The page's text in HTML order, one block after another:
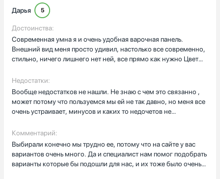
4
6
1
Ширина встраивания, см
Глубина встраивания, см
Дарья 5
Достоинства:
Современная умна я и очень удобная варочная панель.
Внешний вид меня просто удивил, настолько все современно,
стильно, ничего лишнего нет ней, все прямо как нужно Цвет
максимально качественное и приятное. Что даже при уборке
не остается никаких следов даже если ты обычной влажной
тряпкой проходишься. Так же не остается никаких отпечатков
от пальцев. В целом отличная варочная панель. Конфорки
мощные, мощностей кстати более чем хватает. Регулировка
привыкли к этому управлению сразу же, хотя ранее у нас было
совсем по другому. Расстояние между конфорками
приемлемое, потому что если готовить на всех конфорках и
ставить габаритную посуду то вся она убирается и не мешает
Недостатки:
Вообще недостатков не нашли. Не знаю с чем это связанно ,
может потому что пользуемся мы ей не так давно, но меня все
очень устраивает, минусов и каких то недочетов не
Комментарий:
Выбирали конечно мы трудно ее, потому что на сайте у вас
вариантов очень много. Да и специалист нам помог подобрать
варианты которые бы подошли для нас, и их тоже было очень